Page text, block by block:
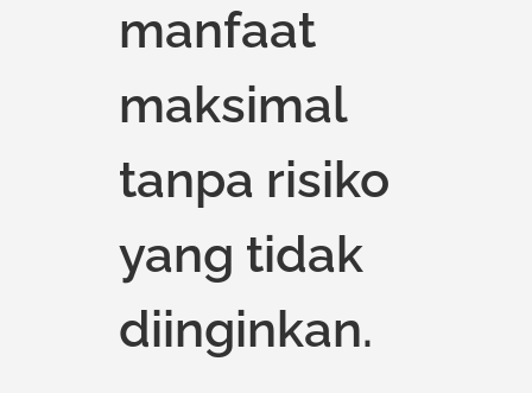
manfaat
maksimal
tanpa risiko
yang tidak
diinginkan.